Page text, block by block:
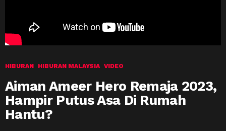
HIBURAN HIBURAN MALAYSIA VIDEO
Aiman Ameer Hero Remaja 2023,
Hampir Putus Asa Di Rumah
Hantu?